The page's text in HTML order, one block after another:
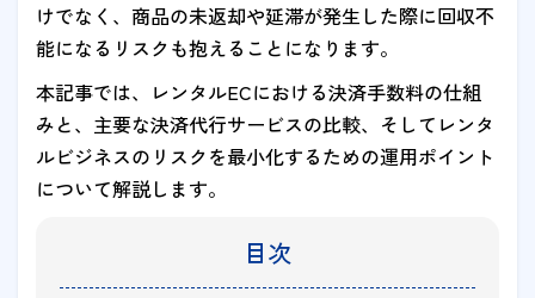
けでなく、商品の未返却や延滞が発生した際に回収不
能になるリスクも抱えることになります。
本記事では、レンタルECにおける決済手数料の仕組
みと、主要な決済代行サービスの比較、そしてレンタ
ルビジネスのリスクを最小化するための運用ポイント
について解説します。
目次